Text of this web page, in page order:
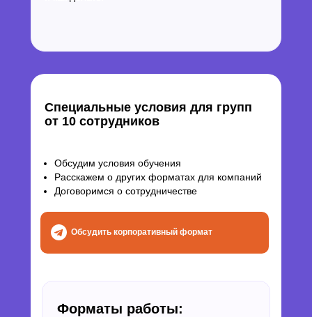
Специальные условия для групп
от 10 сотрудников
Обсудим условия обучения
Расскажем о других форматах для компаний
Договоримся о сотрудничестве
Форматы работы:
Обсудить корпоративный формат